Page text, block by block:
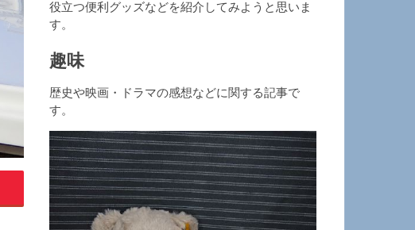
役立つ便利グッズなどを紹介してみようと思いま
す。
趣味
歴史や映画・ドラマの感想などに関する記事で
す。